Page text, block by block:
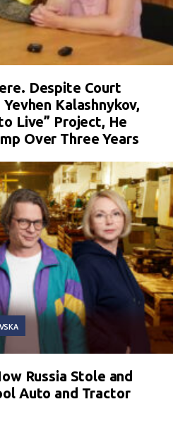
Despite Court
Kalashnykov,
Live” Project, He
Over Three Years
Russia Stole and
Auto and Tractor